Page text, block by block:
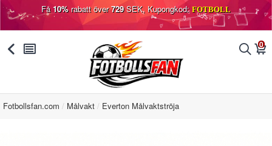
Få10%rabatt över729SEK, Kupongkod: FOTBOLL
󰅯 󰂩 󰂨 0
󰃦
Fotbollsfan.com Målvakt Everton Målvaktströja